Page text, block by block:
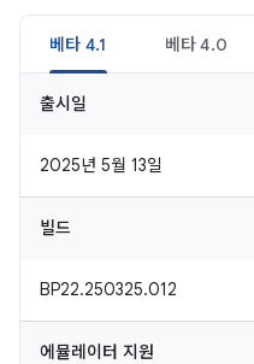
베타 4.1 베타 4.0
출시일
2025년 5월 13일
빌드
BP22.250325.012
에뮬레이터 지원